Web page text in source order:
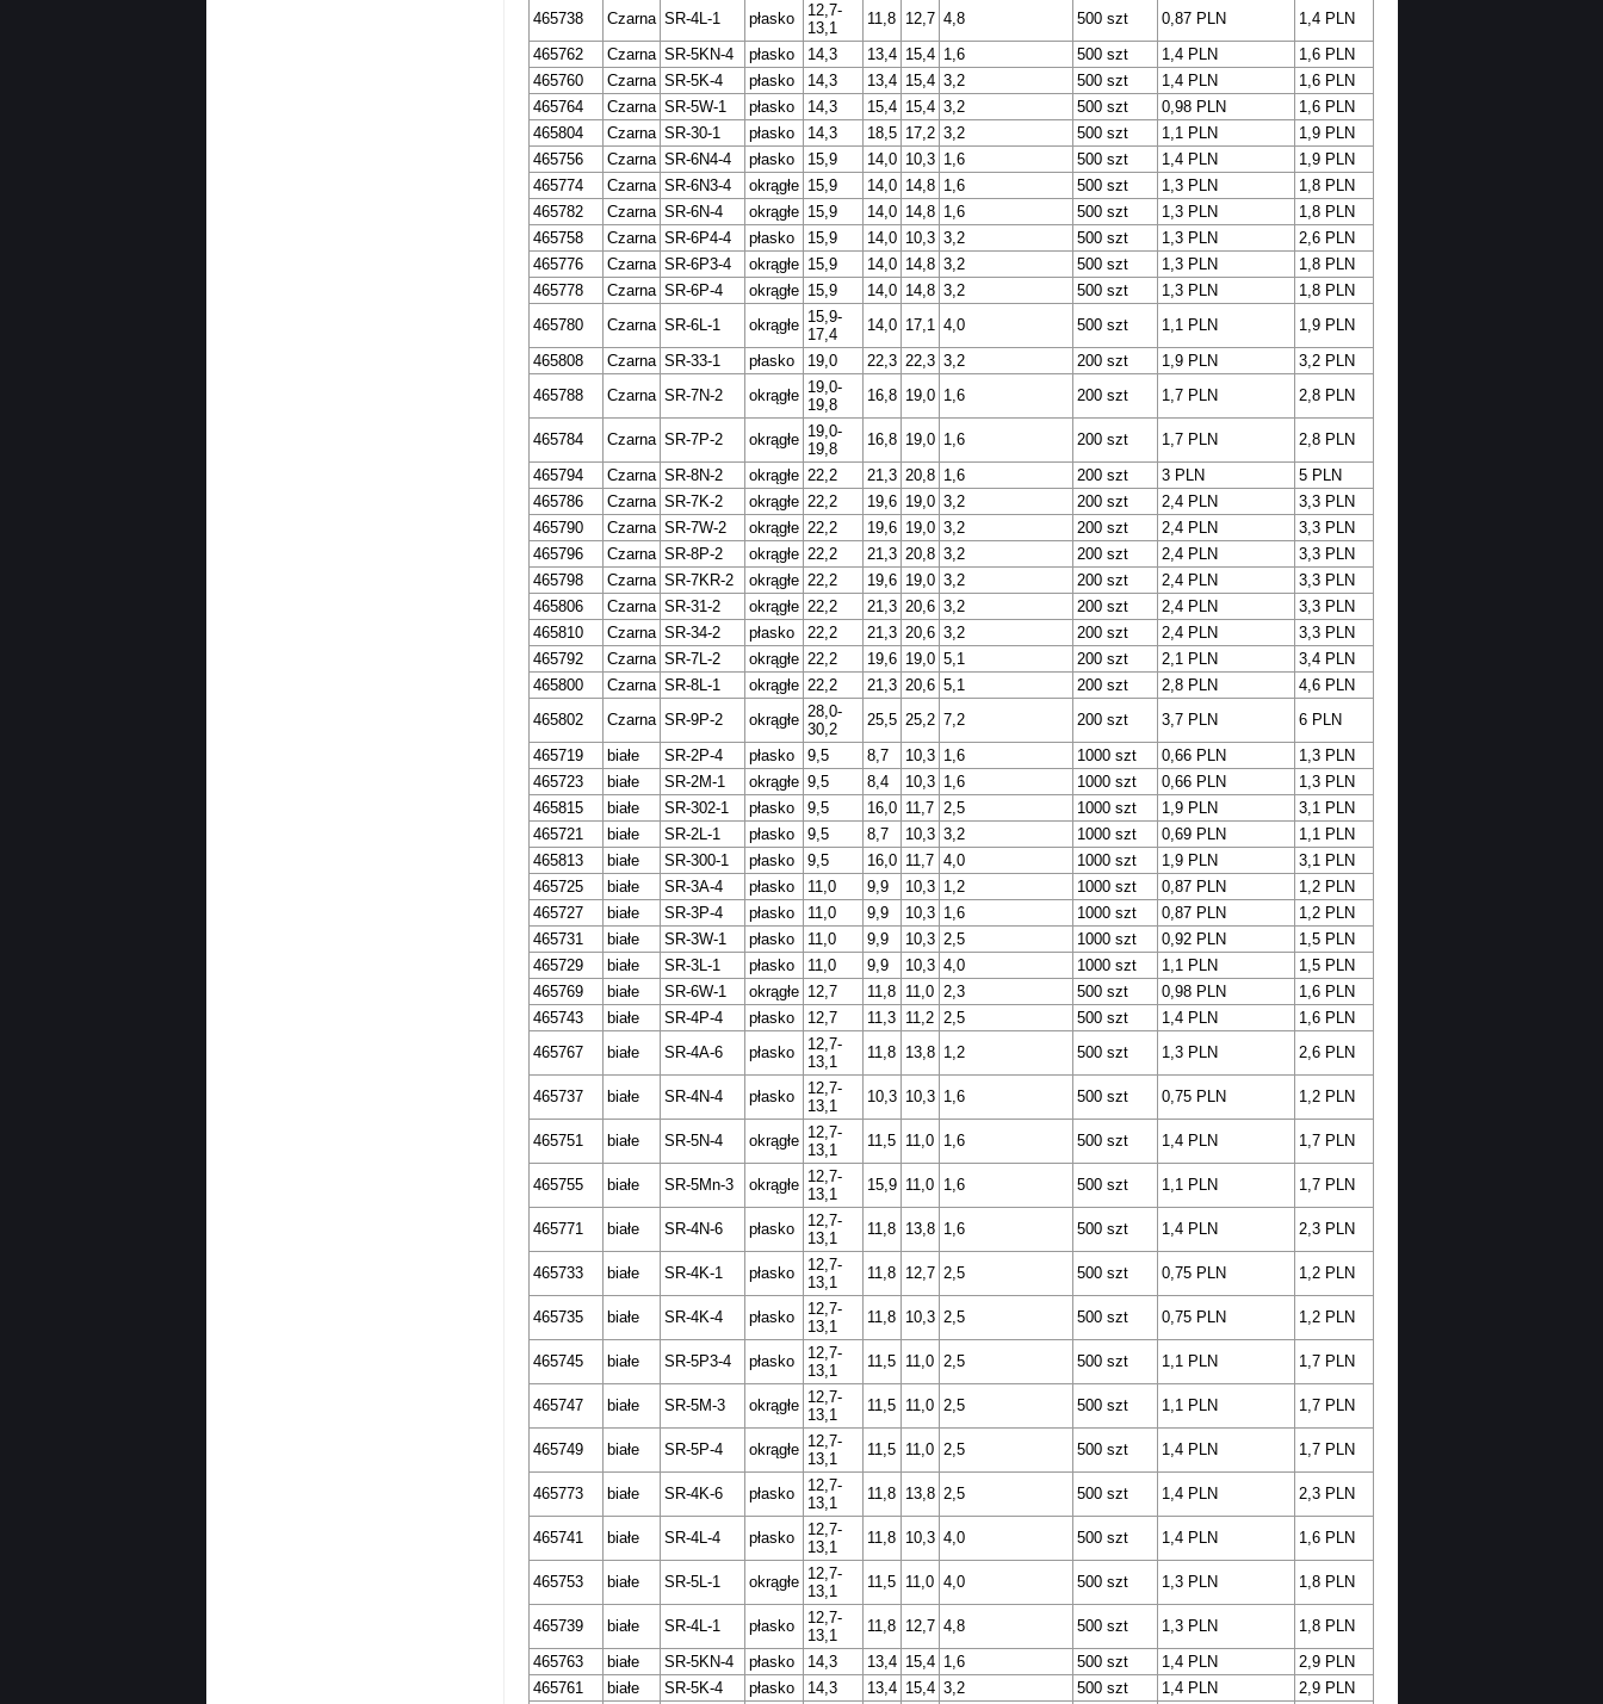
465738 Czarna SR-4L-1 płasko
12,7-
13,1
11,8 12,7 4,8 500 szt 0,87 PLN
1,4 PLN
465762
Czarna SR-5KN-4 płasko 14,3 13,4 15,4 1,6 500 szt 1,4 PLN
1,6 PLN
465760
Czarna SR-5K-4 płasko 14,3 13,4 15,4 3,2 500 szt 1,4 PLN
1,6 PLN
465764
Czarna SR-5W-1 płasko 14,3 15,4 15,4 3,2 500 szt 0,98 PLN
1,6 PLN
465804
Czarna SR-30-1 płasko 14,3 18,5 17,2 3,2 500 szt 1,1 PLN
1,9 PLN
465756
Czarna SR-6N4-4 płasko 15,9 14,0 10,3 1,6 500 szt 1,4 PLN
1,9 PLN
465774
Czarna SR-6N3-4 okrągłe 15,9 14,0 14,8 1,6 500 szt 1,3 PLN
1,8 PLN
465782
Czarna SR-6N-4 okrągłe 15,9 14,0 14,8 1,6 500 szt 1,3 PLN
1,8 PLN
465758
Czarna SR-6P4-4 płasko 15,9 14,0 10,3 3,2 500 szt 1,3 PLN
2,6 PLN
465776
Czarna SR-6P3-4 okrągłe 15,9 14,0 14,8 3,2 500 szt 1,3 PLN
1,8 PLN
465778
Czarna SR-6P-4 okrągłe 15,9 14,0 14,8 3,2 500 szt 1,3 PLN
1,8 PLN
465780
Czarna SR-6L-1 okrągłe 15,9-
17,4
14,0 17,1 4,0 500 szt 1,1 PLN
1,9 PLN
465808
Czarna SR-33-1 płasko 19,0 22,3 22,3 3,2 200 szt 1,9 PLN
3,2 PLN
465788
Czarna SR-7N-2 okrągłe 19,0-
19,8
16,8 19,0 1,6 200 szt 1,7 PLN 2,8 PLN
465784 Czarna SR-7P-2 okrągłe 19,0-
19,8
16,8 19,0 1,6 200 szt 1,7 PLN
2,8 PLN
465794
Czarna SR-8N-2 okrągłe 22,2 21,3 20,8 1,6 200 szt 3 PLN
5 PLN
465786
Czarna SR-7K-2 okrągłe 22,2 19,6 19,0 3,2 200 szt 2,4 PLN
3,3 PLN
465790
Czarna SR-7W-2 okrągłe 22,2 19,6 19,0 3,2 200 szt 2,4 PLN
3,3 PLN
465796
Czarna SR-8P-2 okrągłe 22,2 21,3 20,8 3,2 200 szt 2,4 PLN
3,3 PLN
465798
Czarna SR-7KR-2 okrągłe 22,2 19,6 19,0 3,2 200 szt 2,4 PLN
3,3 PLN
465806
Czarna SR-31-2 okrągłe 22,2 21,3 20,6 3,2 200 szt 2,4 PLN
3,3 PLN
465810
Czarna SR-34-2 płasko 22,2 21,3 20,6 3,2 200 szt 2,4 PLN
3,3 PLN
465792
Czarna SR-7L-2 okrągłe 22,2 19,6 19,0 5,1 200 szt 2,1 PLN
3,4 PLN
465800
Czarna SR-8L-1 okrągłe 22,2 21,3 20,6 5,1 200 szt 2,8 PLN
4,6 PLN
465802
Czarna SR-9P-2 okrągłe 28,0-
30,2
25,5 25,2 7,2 200 szt 3,7 PLN
6 PLN
465719
białe SR-2P-4 płasko 9,5 8,7 10,3 1,6 1000 szt 0,66 PLN
1,3 PLN
465723
białe SR-2M-1 okrągłe 9,5 8,4 10,3 1,6 1000 szt 0,66 PLN
1,3 PLN
465815
białe SR-302-1 płasko 9,5 16,0 11,7 2,5 1000 szt 1,9 PLN
3,1 PLN
465721
białe SR-2L-1 płasko 9,5 8,7 10,3 3,2 1000 szt 0,69 PLN
1,1 PLN
465813
białe SR-300-1 płasko 9,5 16,0 11,7 4,0 1000 szt 1,9 PLN
3,1 PLN
465725
białe SR-3A-4 płasko 11,0 9,9 10,3 1,2 1000 szt 0,87 PLN
1,2 PLN
465727
białe SR-3P-4 płasko 11,0 9,9 10,3 1,6 1000 szt 0,87 PLN
1,2 PLN
465731
białe SR-3W-1 płasko 11,0 9,9 10,3 2,5 1000 szt 0,92 PLN
1,5 PLN
465729
białe SR-3L-1 płasko 11,0 9,9 10,3 4,0 1000 szt 1,1 PLN
1,5 PLN
465769
białe SR-6W-1 okrągłe 12,7 11,8 11,0 2,3 500 szt 0,98 PLN
1,6 PLN
465743
białe SR-4P-4 płasko 12,7 11,3 11,2 2,5 500 szt 1,4 PLN
1,6 PLN
465767
białe SR-4A-6 płasko
12,7-
13,1
11,8 13,8 1,2 500 szt 1,3 PLN 2,6 PLN
465737 białe SR-4N-4 płasko
12,7-
13,1
10,3 10,3 1,6 500 szt 0,75 PLN 1,2 PLN
465751 białe SR-5N-4 okrągłe 12,7-
13,1
11,5 11,0 1,6 500 szt 1,4 PLN 1,7 PLN
465755 białe SR-5Mn-3 okrągłe 12,7-
13,1
15,9 11,0 1,6 500 szt 1,1 PLN 1,7 PLN
465771 białe SR-4N-6 płasko
12,7-
13,1
11,8 13,8 1,6 500 szt 1,4 PLN 2,3 PLN
465733 białe SR-4K-1 płasko
12,7-
13,1
11,8 12,7 2,5 500 szt 0,75 PLN 1,2 PLN
465735 białe SR-4K-4 płasko
12,7-
13,1
11,8 10,3 2,5 500 szt 0,75 PLN 1,2 PLN
465745 białe SR-5P3-4 płasko
12,7-
13,1
11,5 11,0 2,5 500 szt 1,1 PLN 1,7 PLN
465747 białe SR-5M-3 okrągłe 12,7-
13,1
11,5 11,0 2,5 500 szt 1,1 PLN 1,7 PLN
465749 białe SR-5P-4 okrągłe 12,7-
13,1
11,5 11,0 2,5 500 szt 1,4 PLN 1,7 PLN
465773 białe SR-4K-6 płasko
12,7-
13,1
11,8 13,8 2,5 500 szt 1,4 PLN 2,3 PLN
465741 białe SR-4L-4 płasko
12,7-
13,1
11,8 10,3 4,0 500 szt 1,4 PLN 1,6 PLN
465753 białe SR-5L-1 okrągłe 12,7-
13,1
11,5 11,0 4,0 500 szt 1,3 PLN 1,8 PLN
465739 białe SR-4L-1 płasko
12,7-
13,1
11,8 12,7 4,8 500 szt 1,3 PLN
1,8 PLN
465763
białe SR-5KN-4 płasko 14,3 13,4 15,4 1,6 500 szt 1,4 PLN
2,9 PLN
465761
białe SR-5K-4 płasko 14,3 13,4 15,4 3,2 500 szt 1,4 PLN
2,9 PLN